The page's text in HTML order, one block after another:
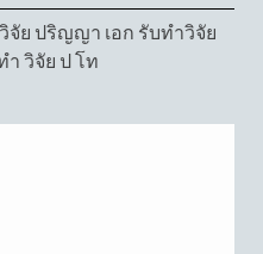
จัย ปริญญา เอก รับทำวิจัย
ำ วิจัย ป โท